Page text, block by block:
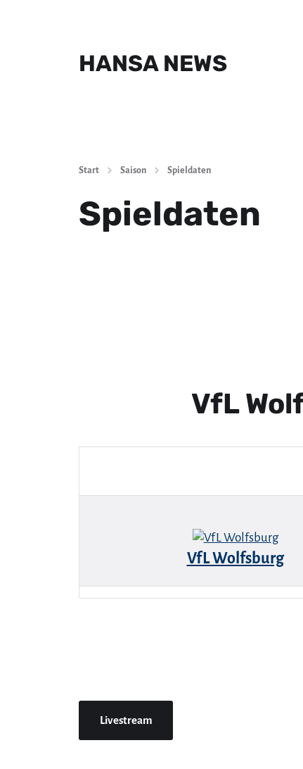
HANSA NEWS
Start Saison Spieldaten
Spieldaten
VfL
VfL Wolfsburg
Livestream